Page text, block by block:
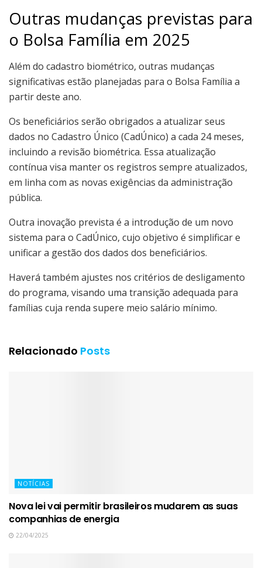
Outras mudanças previstas para
o Bolsa Família em 2025
Além do cadastro biométrico, outras mudanças
significativas estão planejadas para o Bolsa Família a
partir deste ano.
Os beneficiários serão obrigados a atualizar seus
dados no Cadastro Único (CadÚnico) a cada 24 meses,
incluindo a revisão biométrica. Essa atualização
contínua visa manter os registros sempre atualizados,
em linha com as novas exigências da administração
pública.
Outra inovação prevista é a introdução de um novo
sistema para o CadÚnico, cujo objetivo é simplificar e
unificar a gestão dos dados dos beneficiários.
Haverá também ajustes nos critérios de desligamento
do programa, visando uma transição adequada para
famílias cuja renda supere meio salário mínimo.
Relacionado Posts
NOTÍCIAS
Nova lei vai permitir brasileiros mudarem as suas
companhias de energia
22/04/2025